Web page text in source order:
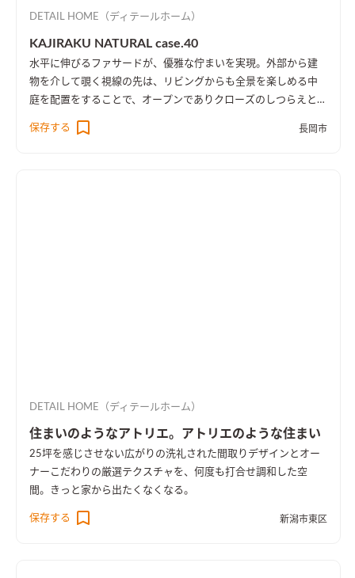
DETAIL HOME（ディテールホーム）
KAJIRAKU NATURAL case.40
水平に伸びるファサードが、優雅な佇まいを実現。外部から建
物を介して覗く視線の先は、リビングからも全景を楽しめる中
庭を配置をすることで、オープンでありクローズのしつらえとし
保存する
長岡市
DETAIL HOME（ディテールホーム）
住まいのようなアトリエ。アトリエのような住まい
25坪を感じさせない広がりの洗礼された間取りデザインとオー
ナーこだわりの厳選テクスチャを、何度も打合せ調和した空
間。きっと家から出たくなくなる。
保存する 新潟市東区